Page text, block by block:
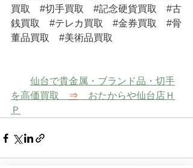
買取
#切手買取 #記念硬貨買取
#古
銭買取
#テレカ買取 #金券買取
#骨
董品買取
#美術品買取
仙台で貴金属・ブランド品・切手
を高価買取
⇒ おたからや仙台店Ｈ
Ｐ